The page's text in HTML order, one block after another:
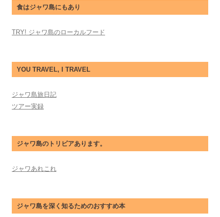
食はジャワ島にもあり
TRY! ジャワ島のローカルフード
YOU TRAVEL, I TRAVEL
ジャワ島旅日記
ツアー実録
ジャワ島のトリビアあります。
ジャワあれこれ
ジャワ島を深く知るためのおすすめ本